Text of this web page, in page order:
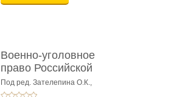
Военно-уголовное
право Российской
Федерации. � ...
Под ред. Зателепина О.К.,
Шарапова С.Н.